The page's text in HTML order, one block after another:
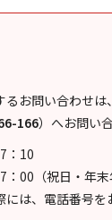
るお問い合わせ
166） へお問い
：10
00（祝日・年末
には、電話番号